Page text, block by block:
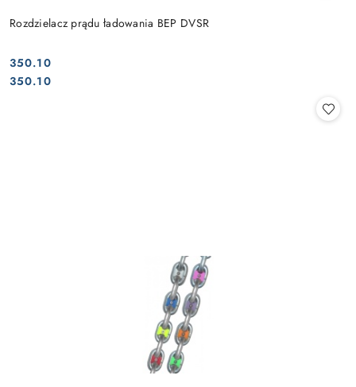
Rozdzielacz prądu ładowania BEP DVSR
Cena:
350.10
Cena:
350.10